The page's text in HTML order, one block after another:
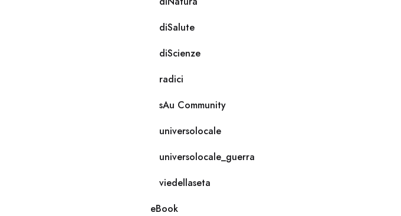
diSalute
diScienze
radici
sAu Community
universolocale
universolocale_guerra
viedellaseta
eBook